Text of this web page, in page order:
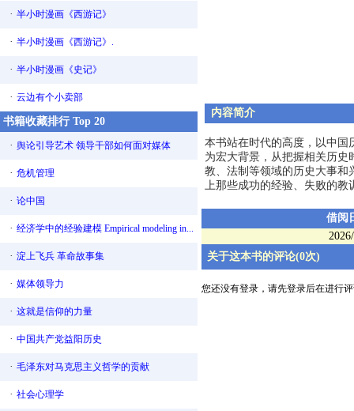
· 半小时漫画《西游记》
· 半小时漫画《西游记》.
· 半小时漫画《史记》
· 云边有个小卖部
书籍收藏排行 Top 20
· 舆论引导艺术 领导干部如何面对媒体
· 危机管理
· 论中国
· 经济学中的经验建模 Empirical modeling in...
· 淀上飞兵 革命故事集
· 媒体领导力
· 这就是信仰的力量
· 中国共产党益阳历史
· 毛泽东对马克思主义哲学的贡献
· 社会心理学
内容简介
本书站在时代的高度，以中国
为宏大背景，从把握相关历
教、法制等领域的历史大事和
上那些成功的经验、失败的教
借阅
关于这本书的评论(0次)
您还没有登录，请先登录后在进行